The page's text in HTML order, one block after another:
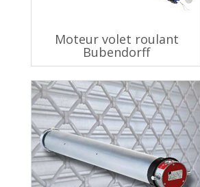
Moteur volet roulant
Bubendorff